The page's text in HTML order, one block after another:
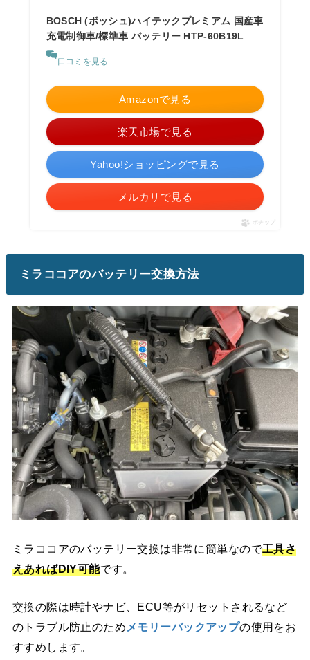
BOSCH (ボッシュ)ハイテックプレミアム 国産車
充電制御車/標準車 バッテリー HTP-60B19L
口コミを見る
Amazonで見る
楽天市場で見る
Yahoo!ショッピングで見る
メルカリで見る
ポチップ
ミラココアのバッテリー交換方法
ミラココアのバッテリー交換は非常に簡単なので工具さ
えあればDIY可能です。
交換の際は時計やナビ、ECU等がリセットされるなど
のトラブル防止のため メモリーバックアップの使用をお
すすめします。